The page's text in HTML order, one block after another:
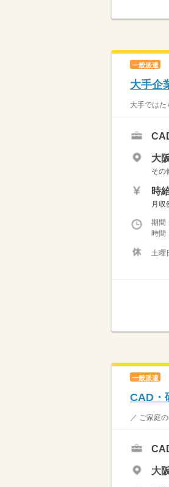
一般派遣
大手企
大手では
大
その
時
月収
期
時間
土曜
一般派遣
CAD・
／ ご家庭
大